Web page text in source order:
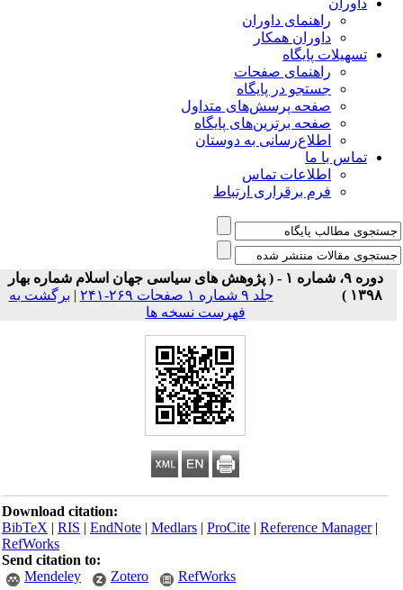
داوران
راهنمای داوران
داوران همکار
تسهیلات پایگاه
راهنمای صفحات
جستجو در پایگاه
صفحه پرسش‌های متداول
صفحه برترین‌های پایگاه
اطلاع‌رسانی به دوستان
تماس با ما
اطلاعات تماس
فرم برقراری ارتباط
دوره ۹، شماره ۱ - ( پژوهش های سیاسی جهان اسلام شماره بهار
۱۳۹۸ )
جلد ۹ شماره ۱ صفحات ۲۶۹-۲۴۱ |برگشت به
فهرست نسخه ها
Download citation:
BibTeX|RIS|EndNote|Medlars|ProCite|Reference Manager
RefWorks
Send citation to:
Mendeley
Zotero RefWorks